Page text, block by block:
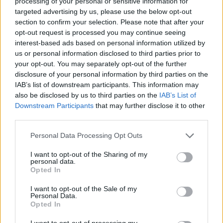
targeted advertising by us, please use the below opt-out
section to confirm your selection. Please note that after your
opt-out request is processed you may continue seeing
interest-based ads based on personal information utilized by
us or personal information disclosed to third parties prior to
your opt-out. You may separately opt-out of the further
disclosure of your personal information by third parties on the
IAB’s list of downstream participants. This information may
also be disclosed by us to third parties on the IAB’s List of
Downstream Participants that may further disclose it to other
Personal Data Processing Opt Outs
I want to opt-out of the Sharing of my
personal data.
Opted In
I want to opt-out of the Sale of my
Personal Data.
Opted In
во фази.
– Прво, тука е мимикријата – вие се
насмевнувате, и моето лице едноставно се
насмевнува со вас. Потоа, тука е повратната
информација – еј, види, се смеам, а тоа ми
кажува дека веројатно сум прилично среќен
во овој момент. И, конечно, тука е заразата –
сега кога се смеам, само ќе продолжам и ќе ѝ
се насмевнам на следната личност што ќе
доктор на науки.
Насмевката и смеењето се, секако, позитивни
начини на споделување на емоциите. Не е
изненадувачки што кога некој ќе се насмевне
пресликувајќи ги туѓите емоции, тој исто така
се чувствува посреќен и под помал стрес.